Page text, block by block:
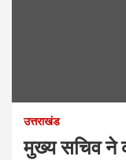
उत्तराखंड
मुख्य सचिव ने